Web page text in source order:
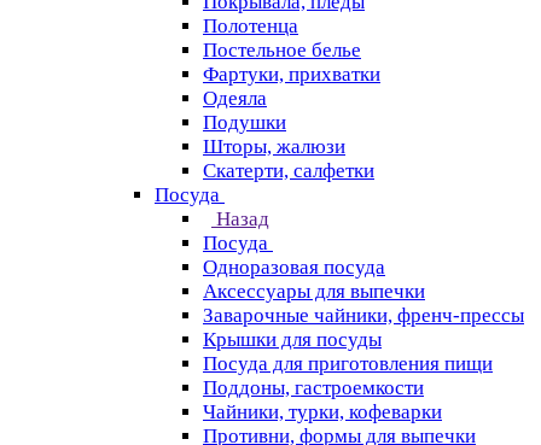
Полотенца
Постельное белье
Фартуки, прихватки
Одеяла
Подушки
Шторы, жалюзи
Скатерти, салфетки
Посуда
Назад
Посуда
Одноразовая посуда
Аксессуары для выпечки
Заварочные чайники, френч-прессы
Крышки для посуды
Посуда для приготовления пищи
Поддоны, гастроемкости
Чайники, турки, кофеварки
Противни, формы для выпечки